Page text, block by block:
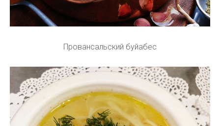
Провансальский буйабес